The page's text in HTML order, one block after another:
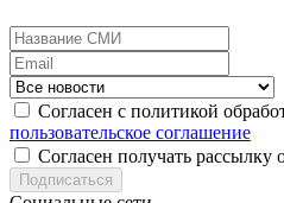
Согласен с политикой
пользовательское соглашение
Согласен получать рассылку
Подписаться